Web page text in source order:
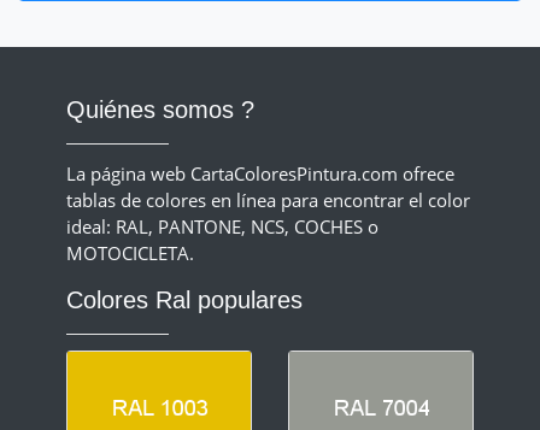
Quiénes somos ?
La página web CartaColoresPintura.com ofrece
tablas de colores en línea para encontrar el color
ideal: RAL, PANTONE, NCS, COCHES o
MOTOCICLETA.
Colores Ral populares